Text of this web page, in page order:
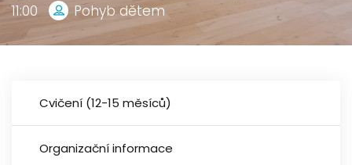
11:00
Pohyb dětem
Cvičení (12-15 měsíců)
Organizační informace